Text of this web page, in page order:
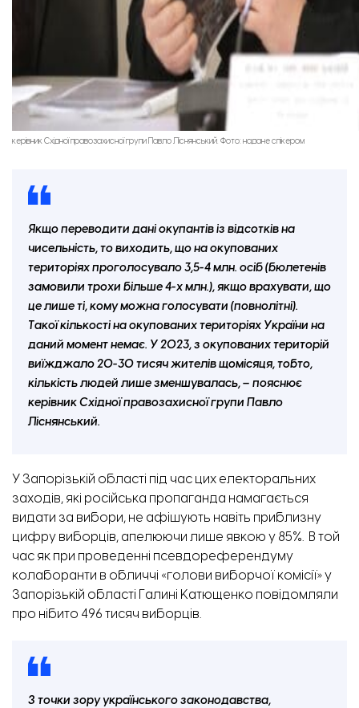
керівник Східної правозахисної групи Павло Ліснянський. Фото: надане спікером
Якщо переводити дані окупантів із відсотків на
чисельність, то виходить, що на окупованих
територіях проголосувало 3,5-4 млн. осіб (бюлетенів
замовили трохи більше 4-х млн.), якщо врахувати, що
це лише ті, кому можна голосувати (повнолітні).
Такої кількості на окупованих територіях України на
даний момент немає. У 2023, з окупованих територій
виїжджало 20-30 тисяч жителів щомісяця, тобто,
кількість людей лише зменшувалась, – пояснює
керівник Східної правозахисної групи Павло
Ліснянський.
У Запорізькій області під час цих електоральних
заходів, які російська пропаганда намагається
видати за вибори, не афішують навіть приблизну
цифру виборців, апелюючи лише явкою у 85%. В той
час як при проведенні псевдореферендуму
колаборанти в обличчі «голови виборчої комісії» у
Запорізькій області Галині Катющенко повідомляли
про нібито 496 тисяч виборців.
З точки зору українського законодавства,